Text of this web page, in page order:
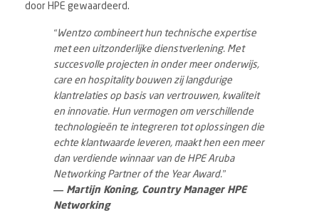
door HPE gewaardeerd.
“Wentzo combineert hun technische expertise
met een uitzonderlijke dienstverlening. Met
succesvolle projecten in onder meer onderwijs,
care en hospitality bouwen zij langdurige
klantrelaties op basis van vertrouwen, kwaliteit
en innovatie. Hun vermogen om verschillende
technologieën te integreren tot oplossingen die
echte klantwaarde leveren, maakt hen een meer
dan verdiende winnaar van de HPE Aruba
Networking Partner of the Year Award.”
— Martijn Koning, Country Manager HPE
Networking